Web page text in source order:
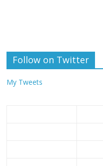
Follow on Twitter
My Tweets